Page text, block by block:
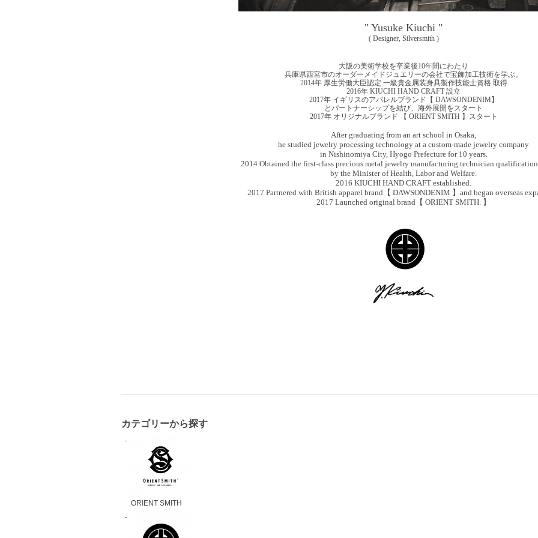
" Yusuke Kiuchi "
( Designer, Silversmith )
大阪の美術学校を卒業後10年間にわたり
兵庫県西宮市のオーダーメイドジュエリーの会社で宝飾加工技術を学ぶ。
2014年 厚生労働大臣認定 一級貴金属装身具製作技能士資格 取得
2016年 KIUCHI HAND CRAFT 設立
2017年 イギリスのアパレルブランド【 DAWSONDENIM】
とパートナーシップを結び、海外展開をスタート
2017年 オリジナルブランド 【 ORIENT SMITH 】スタート
After graduating from an art school in Osaka,
he studied jewelry processing technology at a custom-made jewelry company
in Nishinomiya City, Hyogo Prefecture for 10 years.
2014 Obtained the first-class precious metal jewelry manufacturing technician
by the Minister of Health, Labor and Welfare.
2016 KIUCHI HAND CRAFT established.
2017 Partnered with British apparel brand【 DAWSONDENIM 】and began overseas
2017 Launched original brand【 ORIENT SMITH. 】
カテゴリーから探す
ORIENT SMITH